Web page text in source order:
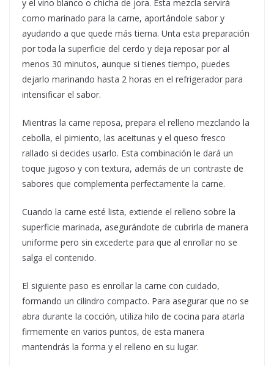
y el vino blanco o chicha de jora. Esta mezcla servirá
como marinado para la carne, aportándole sabor y
ayudando a que quede más tierna. Unta esta preparación
por toda la superficie del cerdo y deja reposar por al
menos 30 minutos, aunque si tienes tiempo, puedes
dejarlo marinando hasta 2 horas en el refrigerador para
intensificar el sabor.
Mientras la carne reposa, prepara el relleno mezclando la
cebolla, el pimiento, las aceitunas y el queso fresco
rallado si decides usarlo. Esta combinación le dará un
toque jugoso y con textura, además de un contraste de
sabores que complementa perfectamente la carne.
Cuando la carne esté lista, extiende el relleno sobre la
superficie marinada, asegurándote de cubrirla de manera
uniforme pero sin excederte para que al enrollar no se
salga el contenido.
El siguiente paso es enrollar la carne con cuidado,
formando un cilindro compacto. Para asegurar que no se
abra durante la cocción, utiliza hilo de cocina para atarla
firmemente en varios puntos, de esta manera
mantendrás la forma y el relleno en su lugar.